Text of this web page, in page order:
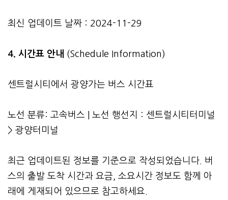
최신 업데이트 날짜 : 2024-11-29
4. 시간표 안내 (Schedule Information)
센트럴시티에서 광양가는 버스 시간표
노선 분류: 고속버스 | 노선 행선지 : 센트럴시티터미널
> 광양터미널
최근 업데이트된 정보를 기준으로 작성되었습니다. 버
스의 출발 도착 시간과 요금, 소요시간 정보도 함께 아
래에 게재되어 있으므로 참고하세요.